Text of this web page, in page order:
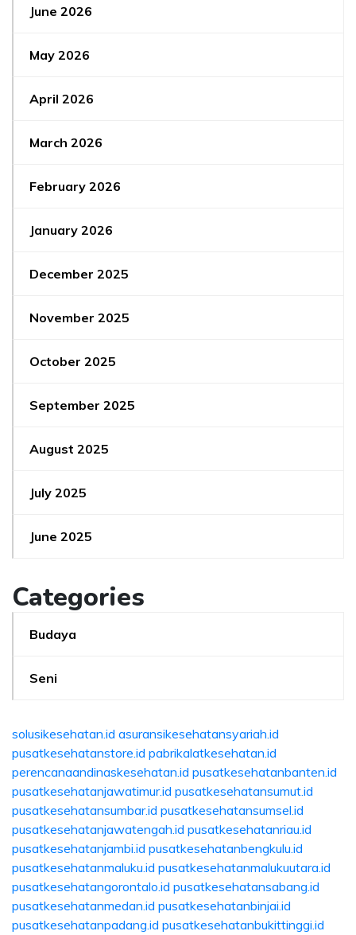
June 2026
May 2026
April 2026
March 2026
February 2026
January 2026
December 2025
November 2025
October 2025
September 2025
August 2025
July 2025
June 2025
Categories
Budaya
Seni
solusikesehatan.id asuransikesehatansyariah.id
pusatkesehatanstore.id pabrikalatkesehatan.id
perencanaandinaskesehatan.id pusatkesehatanbanten.id
pusatkesehatanjawatimur.id pusatkesehatansumut.id
pusatkesehatansumbar.id pusatkesehatansumsel.id
pusatkesehatanjawatengah.id pusatkesehatanriau.id
pusatkesehatanjambi.id pusatkesehatanbengkulu.id
pusatkesehatanmaluku.id pusatkesehatanmalukuutara.id
pusatkesehatangorontalo.id pusatkesehatansabang.id
pusatkesehatanmedan.id pusatkesehatanbinjai.id
pusatkesehatanpadang.id pusatkesehatanbukittinggi.id